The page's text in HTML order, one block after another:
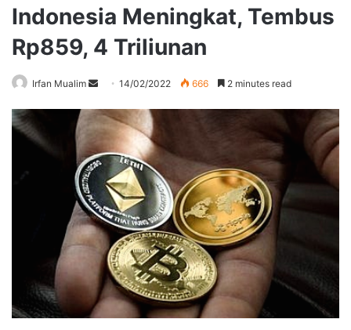
Indonesia Meningkat, Tembus
Rp859, 4 Triliunan
Irfan Mualim
Send
email
14/02/2022 666 2 minutes read